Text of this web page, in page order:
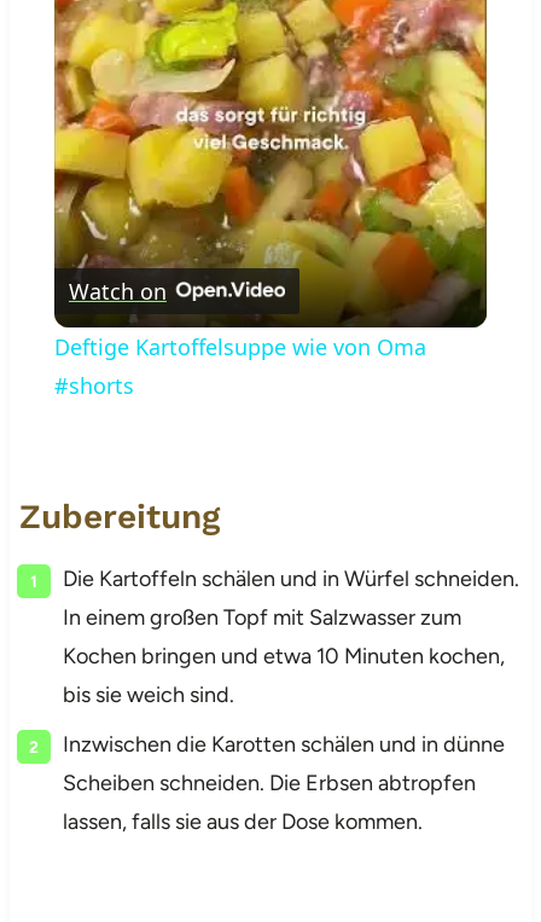
Video
Watch on
Deftige Kartoffelsuppe wie von Oma
#shorts
Zubereitung
Die Kartoffeln schälen und in Würfel schneiden.
In einem großen Topf mit Salzwasser zum
Kochen bringen und etwa 10 Minuten kochen,
bis sie weich sind.
Inzwischen die Karotten schälen und in dünne
Scheiben schneiden. Die Erbsen abtropfen
lassen, falls sie aus der Dose kommen.